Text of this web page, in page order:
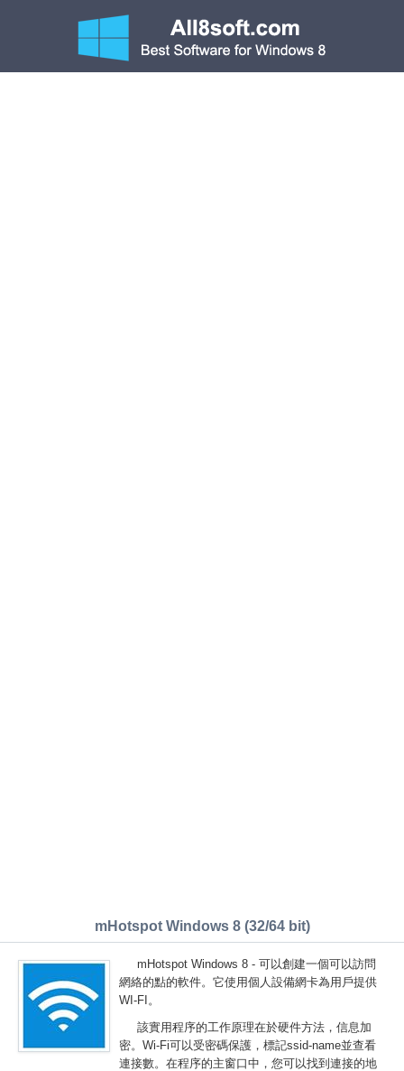
mHotspot Windows 8 (32/64 bit)
mHotspot Windows 8 - 可以創建一個可以訪問
網絡的點的軟件。它使用個人設備網卡為用戶提供
WI-FI。
該實用程序的工作原理在於硬件方法，信息加
密。Wi-Fi可以受密碼保護，標記ssid-name並查看
連接數。在程序的主窗口中，您可以找到連接的地